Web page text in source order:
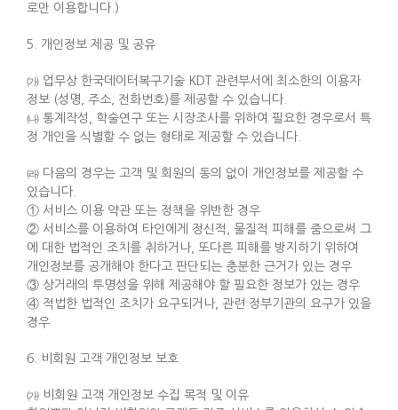
로만 이용합니다.)
5. 개인정보 제공 및 공유
㈎ 업무상 한국데이터복구기술 KDT 관련부서에 최소한의 이용자
정보 (성명, 주소, 전화번호)를 제공할 수 있습니다.
㈏ 통계작성, 학술연구 또는 시장조사를 위하여 필요한 경우로서 특
정 개인을 식별할 수 없는 형태로 제공할 수 있습니다.
㈑ 다음의 경우는 고객 및 회원의 동의 없이 개인정보를 제공할 수
있습니다.
① 서비스 이용 약관 또는 정책을 위반한 경우
② 서비스를 이용하여 타인에게 정신적, 물질적 피해를 줌으로써 그
에 대한 법적인 조치를 취하거나, 또다른 피해를 방지하기 위하여
개인정보를 공개해야 한다고 판단되는 충분한 근거가 있는 경우
③ 상거래의 투명성을 위해 제공해야 할 필요한 정보가 있는 경우
④ 적법한 법적인 조치가 요구되거나, 관련 정부기관의 요구가 있을
경우
6. 비회원 고객 개인정보 보호
㈎ 비회원 고객 개인정보 수집 목적 및 이유